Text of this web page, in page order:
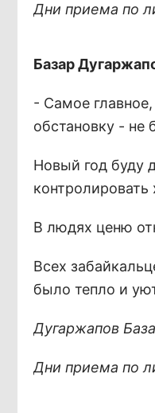
Дни приема по
Базар
- Самое
обстановку -
Новый год буду
В людях ценю
Всех
было тепло и
Дугаржапов
Дни приема по